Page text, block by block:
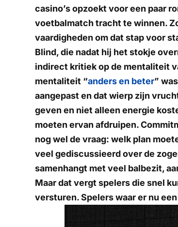
casino’s opzoekt voor een paar
voetbalmatch tracht te winnen.
vaardigheden om dat stap voor
Blind, die nadat hij het stokje
indirect kritiek op de mentaliteit
mentaliteit “anders en beter”
aangepast en dat wierp zijn
geven en niet alleen energie
moeten ervan afdruipen.
nog wel de vraag: welk plan
veel gediscussieerd over de
samenhangt met veel balbezit,
Maar dat vergt spelers die snel
versturen. Spelers waar er nu